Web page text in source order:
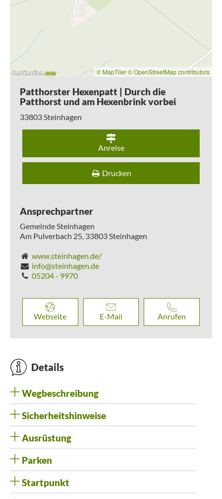
vor allem hier die Wege nicht zu verlassen, Ihren Hund an
der Leine zu führen, keine Pflanzen zu pflücken und
selbstverständlich keinen Müll zu hinterlassen.
Den
Aufkleber
"Patthorster Hexenpatt"
erhalten Sie kostenlos i
Kaffee
Hexenbrink
sowie im Rathaus.© MapTiler© OpenStreetMap contributors
Patthorster Hexenpatt | Durch die
Patthorst und am Hexenbrink vorbei
33803 Steinhagen
Anreise
Drucken
Ansprechpartner
Gemeinde Steinhagen
Am Pulverbach 25, 33803Steinhagen
www.steinhagen.de/
info@steinhagen.de
05204 - 9970
Webseite E-Mail Anrufen
Details
Wegbeschreibung
Sicherheitshinweise
Ausrüstung
Parken
Startpunkt